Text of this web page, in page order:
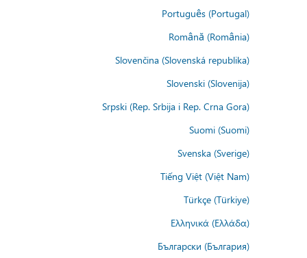
Português (Portugal)
Română (România)
Slovenčina (Slovenská republika)
Slovenski (Slovenija)
Srpski (Rep. Srbija i Rep. Crna Gora)
Suomi (Suomi)
Svenska (Sverige)
Tiếng Việt (Việt Nam)
Türkçe (Türkiye)
Ελληνικά (Ελλάδα)
Български (България)